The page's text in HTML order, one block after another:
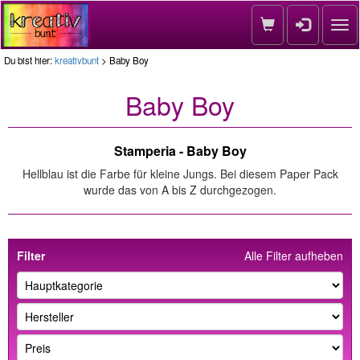
Du bist hier:kreativbunt > Baby Boy
Baby Boy
Stamperia - Baby Boy
Hellblau ist die Farbe für kleine Jungs. Bei diesem Paper Pack
wurde das von A bis Z durchgezogen.
Alle Filter aufheben
Filter